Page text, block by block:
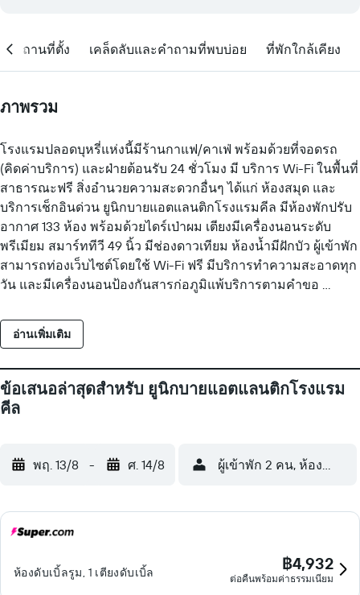
สถานที่ตั้ง เคล็ดลับและคำถามที่พบบ่อย ที่พักใกล้เคียง
ภาพรวม
โรงแรมปลอดบุหรี่แห่งนี้มีร้านกาแฟ/คาเฟ่ พร้อมด้วยที่จอดรถ
(คิดค่าบริการ) และฝ่ายต้อนรับ 24 ชั่วโมง มี บริการ Wi-Fi ในพื้นที่
สาธารณะฟรี สิ่งอำนวยความสะดวกอื่นๆ ได้แก่ ห้องสมุด และ
บริการเช็กอินด่วน ยูนิกบายแอตแลนติกโรงแรมคีล มีห้องพักปรับ
อากาศ 133 ห้อง พร้อมด้วยไดร์เป่าผม เตียงมีเครื่องนอนระดับ
พรีเมียม สมาร์ททีวี 49 นิ้ว มีช่องดาวเทียม ห้องน้ำมีฝักบัว ผู้เข้าพัก
สามารถท่องเว็บไซต์โดยใช้ Wi-Fi ฟรี มีบริการทำความสะอาดทุก
วัน และมีเครื่องนอนป้องกันสารก่อภูมิแพ้บริการตามคำขอ
โรงแรมหรือในบริเวณใกล้เคียง อาจมีค่าบริการเพิ่มเติม
อ่านเพิ่มเติม
ข้อเสนอล่าสุดสำหรับ ยูนิกบายแอตแลนติกโรงแรม
คีล
พฤ. 13/8 - ศ. 14/8 ผู้เข้าพัก 2 คน, ห้องพัก 1
ห้องดับเบิ้ลรูม, 1 เตียงดับเบิ้ล ฿4,932
ต่อคืนพร้อมค่าธรรมเนียม